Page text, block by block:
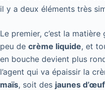
il y a deux éléments très
Le premier, c’est la matière
peu de crème liquide, et
en bouche devient plus
l’agent qui va épaissir la
maïs, soit des jaunes